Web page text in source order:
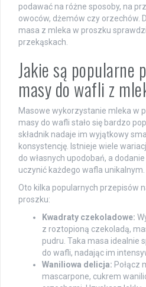
podawać na różne sposoby, na
owoców, dżemów czy orzechów.
masa z mleka w proszku
przekąskach.
Jakie są popularne
masy do wafli z
Masowe wykorzystanie mleka w
masy do wafli stało się bardzo
składnik nadaje im wyjątkowy
konsystencję. Istnieje wiele
do własnych upodobań, a
uczynić każdego wafla unikalnym.
Oto kilka popularnych przepisów
proszku:
Kwadraty czekoladowe:
z roztopioną czekoladą,
pudru. Taka masa idealnie
do wafli, nadając im
Waniliowa delicja: Połącz
mascarpone, cukrem